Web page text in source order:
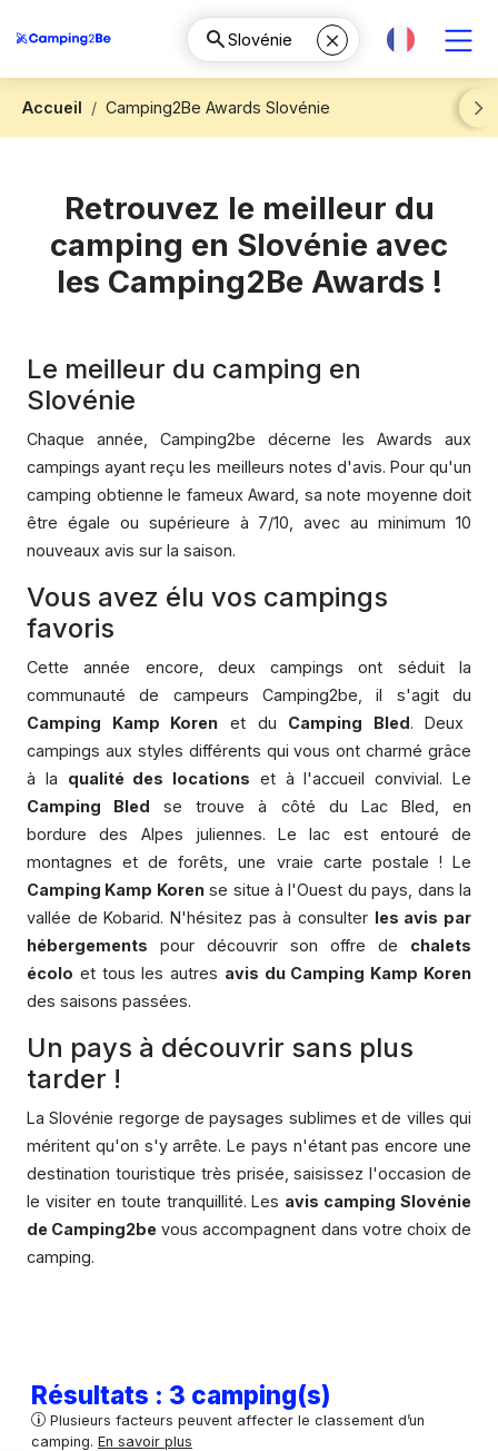
Accueil
Camping2Be Awards Slovénie
Next
Retrouvez le meilleur du
camping en Slovénie avec
les Camping2Be Awards !
Le meilleur du camping en
Slovénie
Chaque année, Camping2be décerne les Awards aux
campings ayant reçu les meilleurs notes d'avis. Pour qu'un
camping obtienne le fameux Award, sa note moyenne doit
être égale ou supérieure à 7/10, avec au minimum 10
nouveaux avis sur la saison.
Vous avez élu vos campings
favoris
Cette année encore, deux campings ont séduit la
communauté de campeurs Camping2be, il s'agit du
Camping Kamp Koren et du Camping Bled. Deux
campings aux styles différents qui vous ont charmé grâce
à la qualité des locations et à l'accueil convivial. Le
Camping Bled se trouve à côté du Lac Bled, en
bordure des Alpes juliennes. Le lac est entouré de
montagnes et de forêts, une vraie carte postale ! Le
Camping Kamp Korense situe à l'Ouest du pays, dans la
vallée de Kobarid. N'hésitez pas à consulter les avis par
hébergements pour découvrir son offre de chalets
écolo et tous les autres avis du Camping Kamp Koren
des saisons passées.
Un pays à découvrir sans plus
tarder !
La Slovénie regorge de paysages sublimes et de villes qui
méritent qu'on s'y arrête. Le pays n'étant pas encore une
destination touristique très prisée, saisissez l'occasion de
le visiter en toute tranquillité. Les avis camping Slovénie
de Camping2be vous accompagnent dans votre choix de
camping.
Résultats : 3 camping(s)
Plusieurs facteurs peuvent affecter le classement d’un
camping. En savoir plus